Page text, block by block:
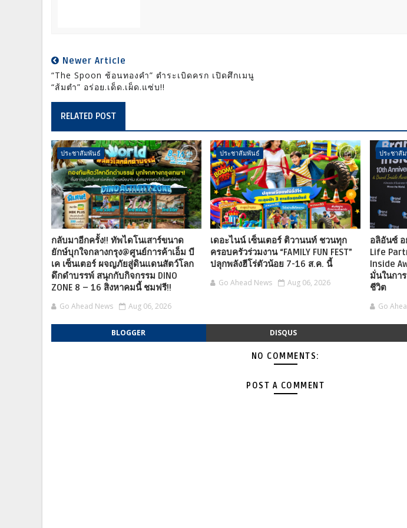
Newer Article
“The Spoon ช้อนทองคำ” ตำระเบิดครก เปิดศึกเมนู
“ส้มตำ” อร่อย.เด็ด.เผ็ด.แซ่บ!!
RELATED POST
ประชาสัมพันธ์
กลับมาอีกครั้ง!! ทัพไดโนเสาร์ขนาด
ยักษ์บุกใจกลางกรุง@ศูนย์การค้าเอ็ม บี
เค เซ็นเตอร์ ผจญภัยสู่ดินแดนสัตว์โลก
ดึกดำบรรพ์ สนุกกับกิจกรรม DINO
ZONE 8 – 16 สิงหาคมนี้ ชมฟรี!!
Go Ahead News Aug 06, 2026
ประชาสัมพันธ์
เดอะไนน์ เซ็นเตอร์ ติวานนท์ ชวนทุก
ครอบครัวร่วมงาน “FAMILY FUN FEST”
ปลุกพลังฮีโร่ตัวน้อย 7-16 ส.ค. นี้
Go Ahead News Aug 06, 2026
ประชาสั
อลิอันซ์ อ
Life
Inside
มั่นในกา
ชีวิต
Go
BLOGGER DISQUS
NO COMMENTS:
POST A COMMENT